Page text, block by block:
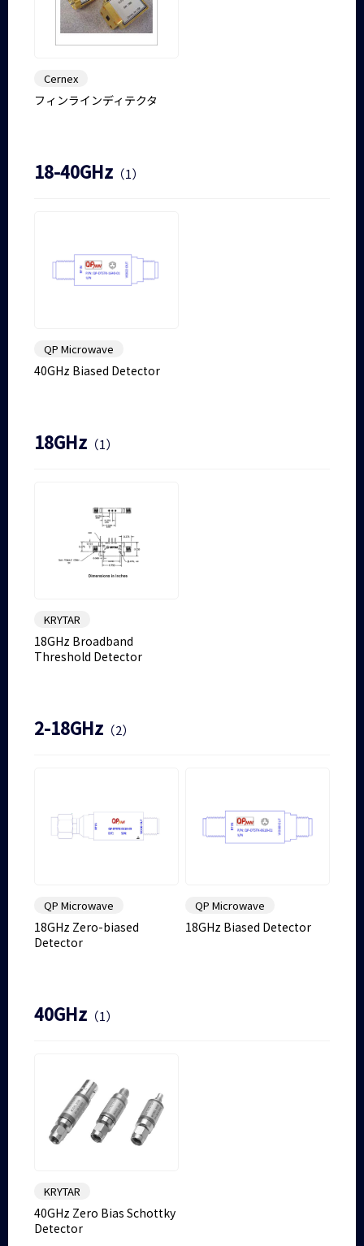
Cernex
フィンラインディテクタ
18-40GHz （1）
QP Microwave
40GHz Biased Detector
18GHz （1）
KRYTAR
18GHz Broadband
Threshold Detector
2-18GHz （2）
QP Microwave
18GHz Zero-biased
Detector
QP Microwave
18GHz Biased Detector
40GHz （1）
KRYTAR
40GHz Zero Bias Schottky
Detector